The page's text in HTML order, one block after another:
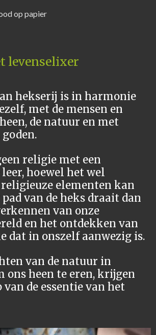
op papier
levenselixer
hekserij is in harmonie
met de mensen en
de natuur en met
religie met een
hoewel het wel
elementen kan
van de heks draait dan
van onze
en het ontdekken van
dat in onszelf aanwezig is.
van de natuur in
ons heen te eren, krijgen
de essentie van het